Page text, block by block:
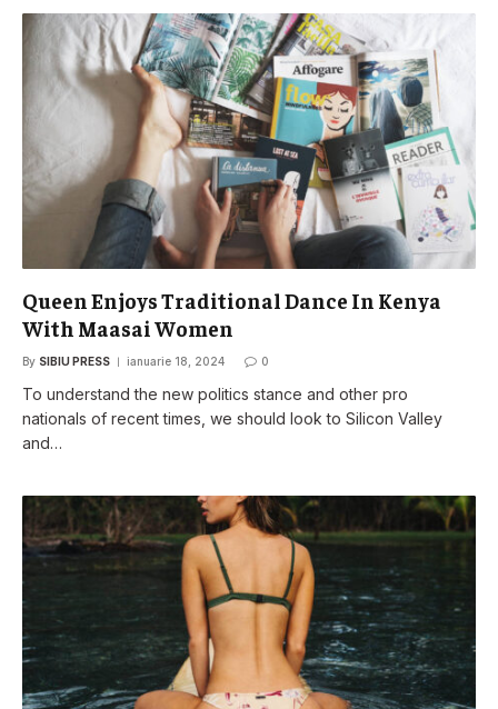
Queen Enjoys Traditional Dance In Kenya
With Maasai Women
By SIBIU PRESS ianuarie 18, 2024 0
To understand the new politics stance and other pro
nationals of recent times, we should look to Silicon Valley
and…